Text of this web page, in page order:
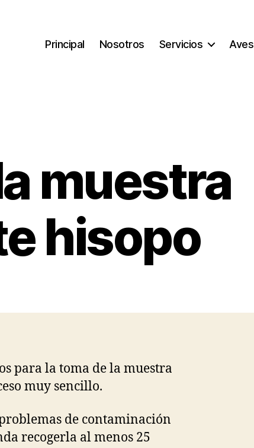
Principal Nosotros Servicios Aves
muestra
hisopo
para la toma de la muestra
muy sencillo.
de contaminación
recogerla al menos 25